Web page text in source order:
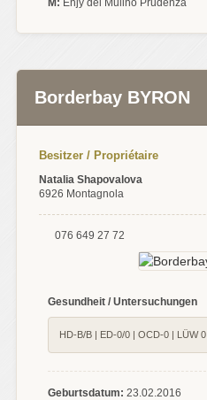
M: Enjy del Mulino Prudenza
Borderbay BYRON
Besitzer / Propriétaire
Natalia Shapovalova
6926 Montagnola
076 649 27 72
Gesundheit / Untersuchungen
HD-B/B | ED-0/0 | OCD-0 | LÜW 0
Geburtsdatum: 23.02.2016